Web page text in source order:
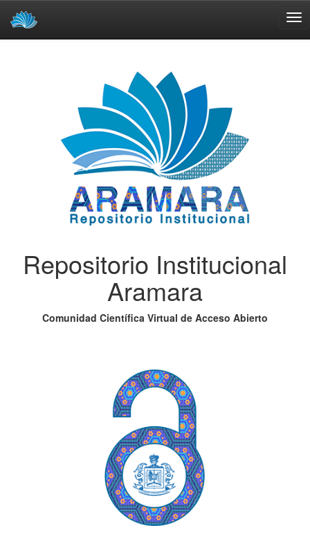
Repositorio Institucional
Aramara
Comunidad Científica Virtual de Acceso Abierto